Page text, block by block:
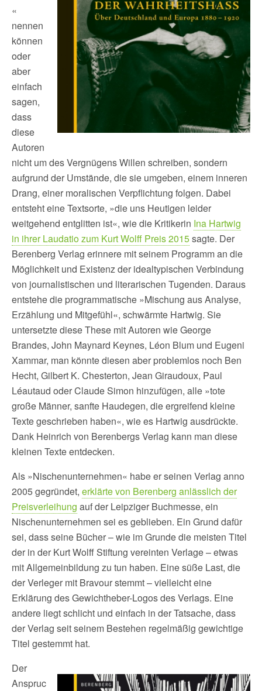
«
nennen
können
oder
aber
einfach
sagen,
dass
diese
Autoren
nicht um des Vergnügens Willen schreiben, sondern
aufgrund der Umstände, die sie umgeben, einem inneren
Drang, einer moralischen Verpflichtung folgen. Dabei
entsteht eine Textsorte, »die uns Heutigen leider
weitgehend entglitten ist«, wie die Kritikerin Ina Hartwig
in ihrer Laudatio zum Kurt Wolff Preis 2015sagte. Der
Berenberg Verlag erinnere mit seinem Programm an die
Möglichkeit und Existenz der idealtypischen Verbindung
von journalistischen und literarischen Tugenden. Daraus
entstehe die programmatische »Mischung aus Analyse,
Erzählung und Mitgefühl«, schwärmte Hartwig. Sie
untersetzte diese These mit Autoren wie George
Brandes, John Maynard Keynes, Léon Blum und Eugeni
Xammar, man könnte diesen aber problemlos noch Ben
Hecht, Gilbert K. Chesterton, Jean Giraudoux, Paul
Léautaud oder Claude Simon hinzufügen, alle »tote
große Männer, sanfte Haudegen, die ergreifend kleine
Texte geschrieben haben«, wie es Hartwig ausdrückte.
Dank Heinrich von Berenbergs Verlag kann man diese
kleinen Texte entdecken.
Als »Nischenunternehmen« habe er seinen Verlag anno
2005 gegründet, erklärte von Berenberg anlässlich der
Preisverleihung auf der Leipziger Buchmesse, ein
Nischenunternehmen sei es geblieben. Ein Grund dafür
sei, dass seine Bücher – wie im Grunde die meisten Titel
der in der Kurt Wolff Stiftung vereinten Verlage – etwas
mit Allgemeinbildung zu tun haben. Eine süße Last, die
der Verleger mit Bravour stemmt – vielleicht eine
Erklärung des Gewichtheber-Logos des Verlags. Eine
andere liegt schlicht und einfach in der Tatsache, dass
der Verlag seit seinem Bestehen regelmäßig gewichtige
Titel gestemmt hat.
Der
Anspruc